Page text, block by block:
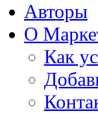
Авторы
О
Как